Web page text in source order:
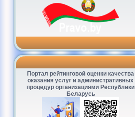
Портал рейтинговой оценки качества
оказания услуг и административных
процедур организациями Республики
Беларусь